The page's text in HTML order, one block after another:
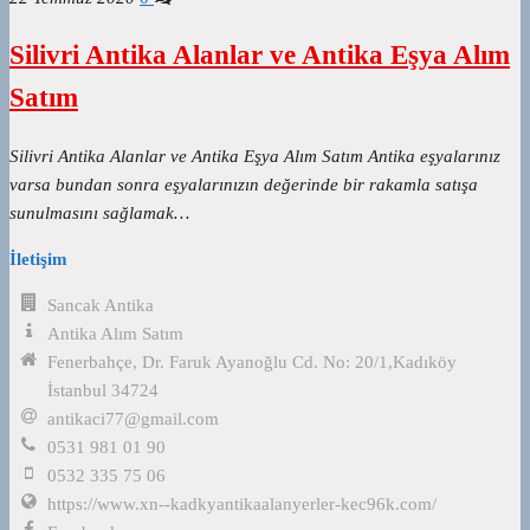
Silivri Antika Alanlar ve Antika Eşya Alım
Satım
Silivri Antika Alanlar ve Antika Eşya Alım Satım Antika eşyalarınız
varsa bundan sonra eşyalarınızın değerinde bir rakamla satışa
sunulmasını sağlamak…
İletişim
Sancak Antika
Antika Alım Satım
Fenerbahçe, Dr. Faruk Ayanoğlu Cd. No: 20/1,Kadıköy
İstanbul 34724
antikaci77@gmail.com
0531 981 01 90
0532 335 75 06
https://www.xn--kadkyantikaalanyerler-kec96k.com/